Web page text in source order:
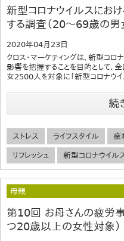
新型コロナウイルスにお
する調査（20～69歳の男
2020年04月23日
クロス・マーケティングは、新型コ
影響を把握することを目的として
女2500人を対象に「新型コロナウ
続
ストレス ライフスタイル 疲
リフレッシュ 新型コロナウイル
母親
第10回 お母さんの疲労
つ20歳以上の女性対象）